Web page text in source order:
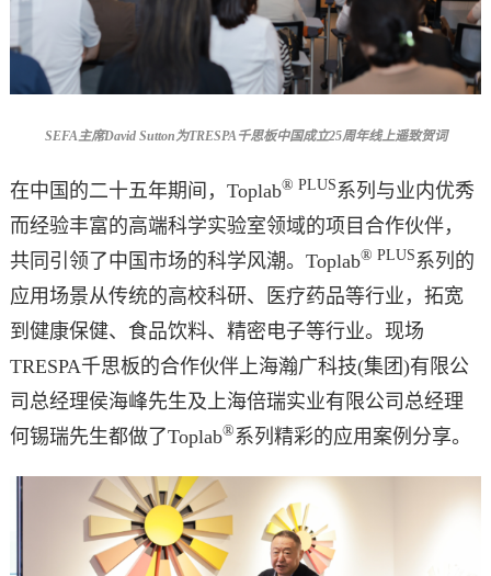
SEFA 主席David Sutton为TRESPA千思板中国成立25周年线上遥致贺词
在中国的二十五年期间，Toplab® PLUS 系列与业内优秀
而经验丰富的高端科学实验室领域的项目合作伙伴，
共同引领了中国市场的科学风潮。Toplab® PLUS 系列的
应用场景从传统的高校科研、医疗药品等行业，拓宽
到健康保健、食品饮料、精密电子等行业。现场
TRESPA千思板的合作伙伴上海瀚广科技(集团)有限公
司总经理侯海峰先生及上海倍瑞实业有限公司总经理
何锡瑞先生都做了Toplab® 系列精彩的应用案例分享。